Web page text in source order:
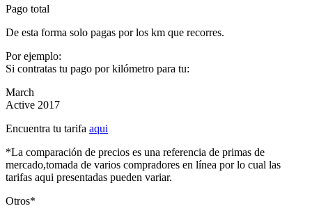
Pago total
De esta forma solo pagas por los km que recorres.
Por ejemplo:
Si contratas tu pago por kilómetro para tu:
March
Active 2017
Encuentra tu tarifa aqui
*La comparación de precios es una referencia de primas de
mercado,tomada de varios compradores en línea por lo cual las
tarifas aqui presentadas pueden variar.
Otros*